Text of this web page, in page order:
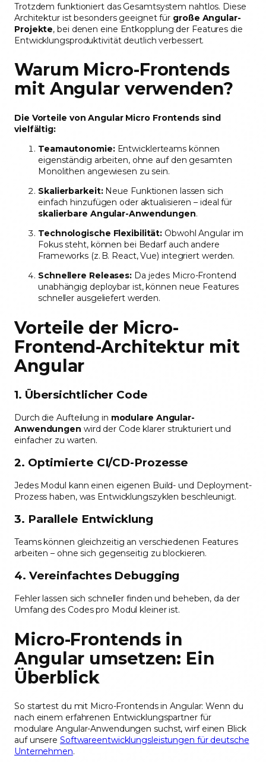
Trotzdem funktioniert das Gesamtsystem nahtlos. Diese
Architektur ist besonders geeignet für große Angular-
Projekte, bei denen eine Entkopplung der Features die
Entwicklungsproduktivität deutlich verbessert.
Warum Micro-Frontends
mit Angular verwenden?
Die Vorteile von Angular Micro Frontends sind
vielfältig:
Teamautonomie:Entwicklerteams können
eigenständig arbeiten, ohne auf den gesamten
Monolithen angewiesen zu sein.
Skalierbarkeit:Neue Funktionen lassen sich
einfach hinzufügen oder aktualisieren – ideal für
skalierbare Angular-Anwendungen.
Technologische Flexibilität: Obwohl Angular im
Fokus steht, können bei Bedarf auch andere
Frameworks (z. B. React, Vue) integriert werden.
Schnellere Releases: Da jedes Micro-Frontend
unabhängig deploybar ist, können neue Features
schneller ausgeliefert werden.
Vorteile der Micro-
Frontend-Architektur mit
Angular
1. Übersichtlicher Code
Durch die Aufteilung in modulare Angular-
Anwendungen wird der Code klarer strukturiert und
einfacher zu warten.
2. Optimierte CI/CD-Prozesse
Jedes Modul kann einen eigenen Build- und Deployment-
Prozess haben, was Entwicklungszyklen beschleunigt.
3. Parallele Entwicklung
Teams können gleichzeitig an verschiedenen Features
arbeiten – ohne sich gegenseitig zu blockieren.
4. Vereinfachtes Debugging
Fehler lassen sich schneller finden und beheben, da der
Umfang des Codes pro Modul kleiner ist.
Micro-Frontends in
Angular umsetzen: Ein
Überblick
So startest du mit Micro-Frontends in Angular: Wenn du
nach einem erfahrenen Entwicklungspartner für
modulare Angular-Anwendungen suchst, wirf einen Blick
auf unsere Softwareentwicklungsleistungen für deutsche
Unternehmen.